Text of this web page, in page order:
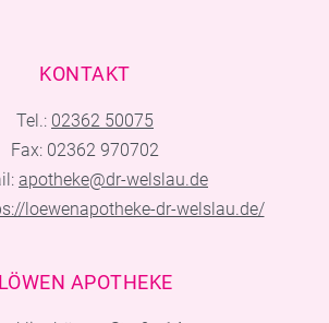
KONTAKT
Tel.: 02362 50075
Fax: 02362 970702
apotheke@dr-welslau.de
loewenapotheke-dr-welslau.de/
LÖWEN APOTHEKE